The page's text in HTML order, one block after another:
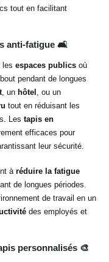
tout en facilitant
anti-fatigue 🛋️
les espaces publics où
pendant de longues
, un hôtel , ou un
tout en réduisant les
Les tapis en
efficaces pour
leur sécurité.
à réduire la fatigue
de longues périodes.
de travail en un
des employés et
personnalisés 🎨